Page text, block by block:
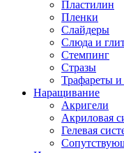
Пластилин
Пленки
Слайдеры
Слюда и
Стемпинг
Стразы
Трафареты и
Наращивание
Акригели
Акриловая
Гелевая